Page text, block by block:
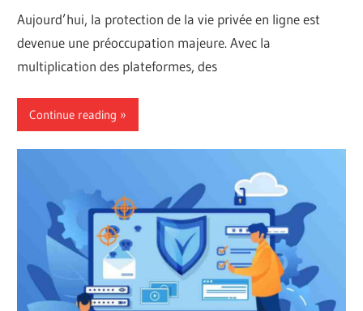
Aujourd’hui, la protection de la vie privée en ligne est
devenue une préoccupation majeure. Avec la
multiplication des plateformes, des
Continue reading